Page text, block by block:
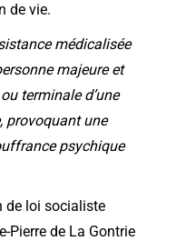
de vie.
médicalisée
majeure et
terminale d’une
provoquant une
psychique
de loi socialiste
Pierre de La Gontrie